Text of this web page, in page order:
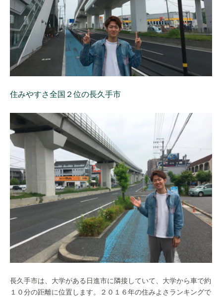
住みやすさ全国２位の長久手市
長久手市は、大学がある日進市に隣接していて、大学から車で約
１０分の距離に位置します。２０１６年の住みよさランキングで